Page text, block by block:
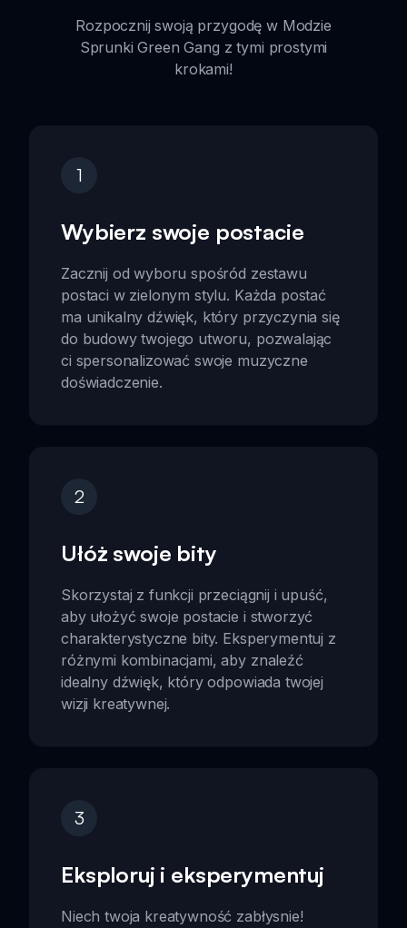
Rozpocznij swoją przygodę w Modzie
Sprunki Green Gang z tymi prostymi
krokami!
1
Wybierz swoje postacie
Zacznij od wyboru spośród zestawu
postaci w zielonym stylu. Każda postać
ma unikalny dźwięk, który przyczynia się
do budowy twojego utworu, pozwalając
ci spersonalizować swoje muzyczne
doświadczenie.
2
Ułóż swoje bity
Skorzystaj z funkcji przeciągnij i upuść,
aby ułożyć swoje postacie i stworzyć
charakterystyczne bity. Eksperymentuj z
różnymi kombinacjami, aby znaleźć
idealny dźwięk, który odpowiada twojej
wizji kreatywnej.
3
Eksploruj i eksperymentuj
Niech twoja kreatywność zabłysnie!